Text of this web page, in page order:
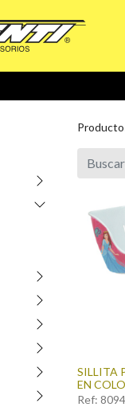
SILLITA
EN
Ref: